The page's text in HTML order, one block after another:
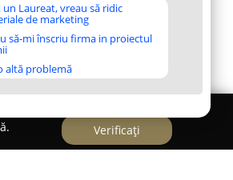
un Laureat, vreau să ridic
de marketing
să-mi înscriu firma in proiectul
altă problemă
Verificați